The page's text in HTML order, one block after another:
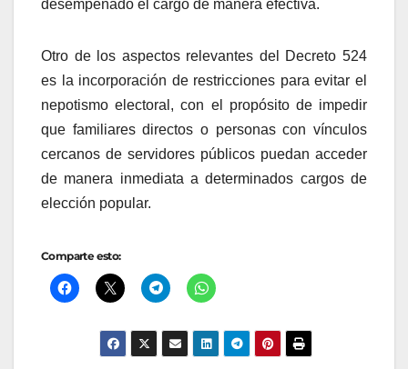
desempeñado el cargo de manera efectiva.
Otro de los aspectos relevantes del Decreto 524
es la incorporación de restricciones para evitar el
nepotismo electoral, con el propósito de impedir
que familiares directos o personas con vínculos
cercanos de servidores públicos puedan acceder
de manera inmediata a determinados cargos de
elección popular.
Comparte esto: